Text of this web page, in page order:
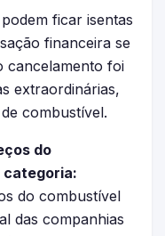
ficar isentas
financeira se
cancelamento foi
extraordinárias,
combustível.
do
categoria:
do combustível
das companhias